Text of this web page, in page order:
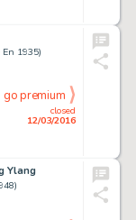
1935)
closed
12/03/2016
go premium
Ylang